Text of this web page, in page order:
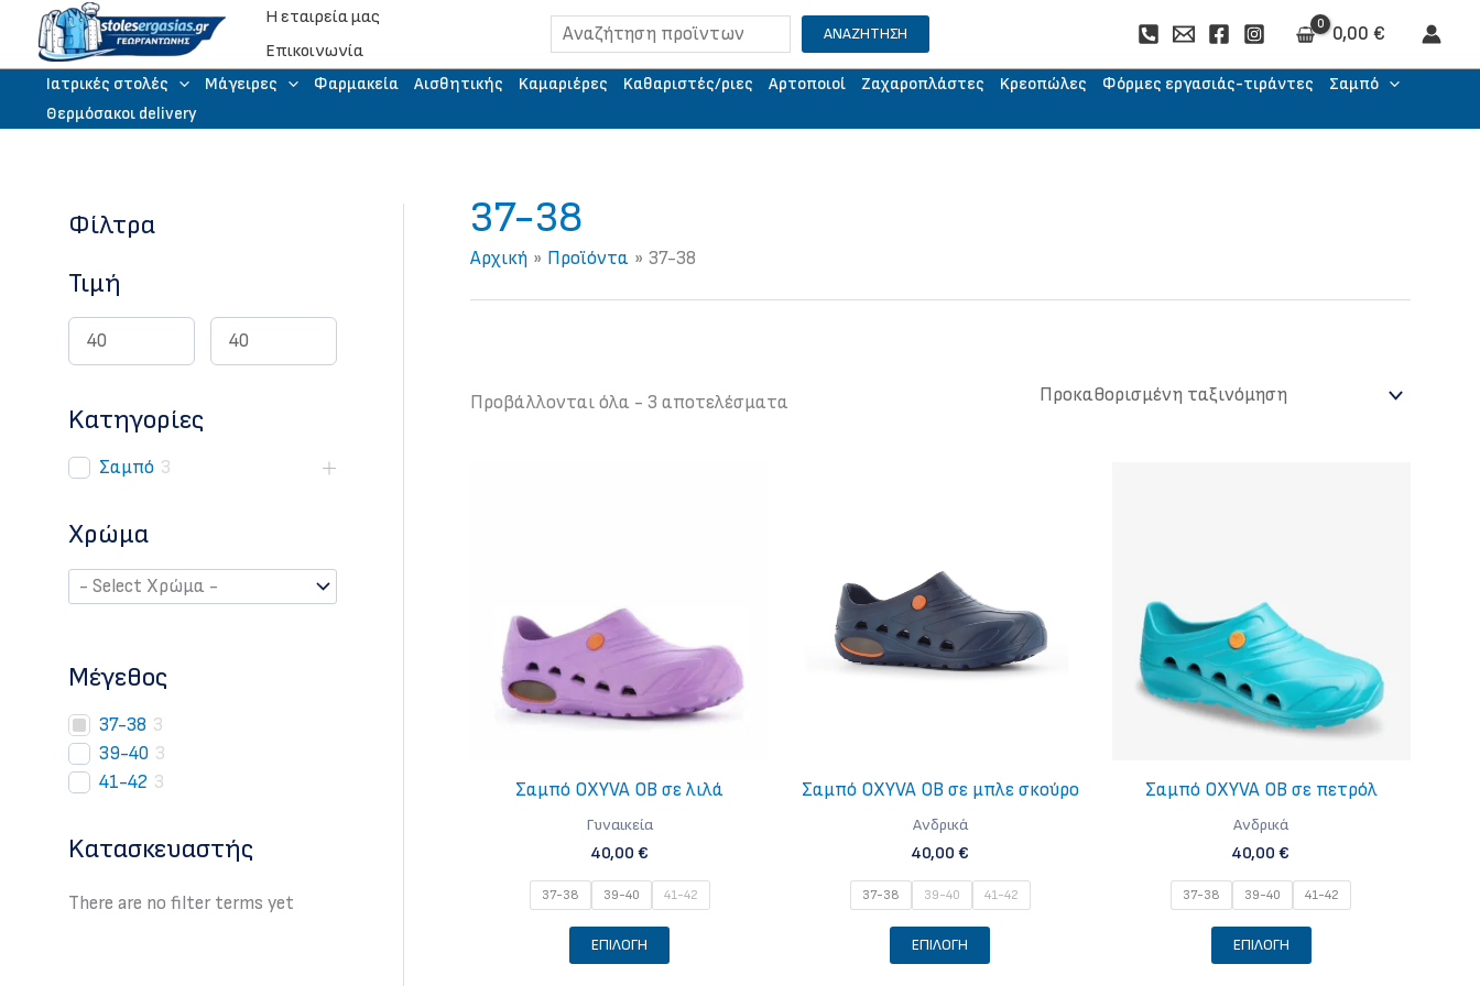
Μετάβαση
περιεχόμενο
Η εταιρεία μας
Eπικοινωνία
Αναζήτηση ΑΝΑΖΗΤΗΣΗ 0,00€
Iατρικές στολές Μάγειρες Φαρμακεία Αισθητικής Kαμαριέρες Kαθαριστές/ριες Aρτοποιοί Ζαχαροπλάστες Kρεοπώλες Φόρμες εργασιάς-τιράντες
Σαμπό
Θερμόσακοι delivery
Φίλτρα
Τιμή
Kατηγορίες
Σαμπό 3
Χρώμα
Mέγεθος
37-38 3
39-40 3
41-42 3
Kατασκευαστής
There are no filter terms yet
37-38
Αρχική Προϊόντα 37-38
Προβάλλονται όλα - 3 αποτελέσματα
Σαμπό OXYVA OB σε λιλά
Γυναικεία
40,00 €
37-38 39-40 41-42
ΕΠΙΛΟΓΉ
Αυτό
το
Σαμπό OXYVA OB σε μπλε σκούρο
Ανδρικά
40,00 €
37-38 39-40 41-42
ΕΠΙΛΟΓΉ
Αυτό
το
Σαμπό OXYVA OB σε πετρόλ
Ανδρικά
40,00€
37-38 39-40 41-42
ΕΠΙΛΟΓΉ
Αυτό
το